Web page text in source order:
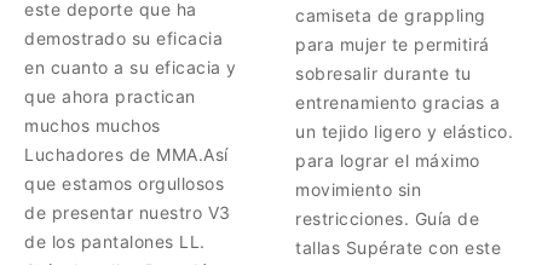
este deporte que ha
demostrado su eficacia
en cuanto a su eficacia y
que ahora practican
muchos muchos
Luchadores de MMA.Así
que estamos orgullosos
de presentar nuestro V3
de los pantalones LL.
camiseta de grappling
para mujer te permitirá
sobresalir durante tu
entrenamiento gracias a
un tejido ligero y elástico.
para lograr el máximo
movimiento sin
restricciones. Guía de
tallas Supérate con este